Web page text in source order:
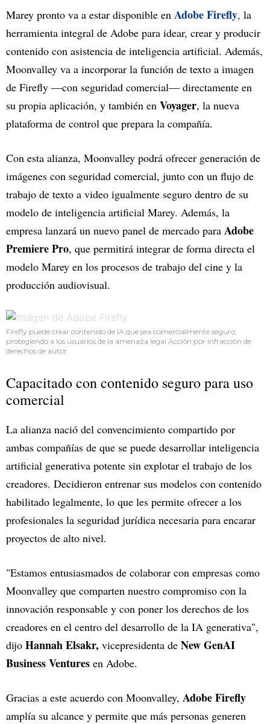
Marey pronto va a estar disponible en Adobe Firefly, la
herramienta integral de Adobe para idear, crear y producir
contenido con asistencia de inteligencia artificial. Además,
Moonvalley va a incorporar la función de texto a imagen
de Firefly —con seguridad comercial— directamente en
su propia aplicación, y también en Voyager, la nueva
plataforma de control que prepara la compañía.
Con esta alianza, Moonvalley podrá ofrecer generación de
imágenes con seguridad comercial, junto con un flujo de
trabajo de texto a video igualmente seguro dentro de su
modelo de inteligencia artificial Marey. Además, la
empresa lanzará un nuevo panel de mercado para Adobe
Premiere Pro, que permitirá integrar de forma directa el
modelo Marey en los procesos de trabajo del cine y la
producción audiovisual.
Firefly puede crear contenido de IA que sea comercialmente seguro,
protegiendo a los usuarios de la amenaza legal Acción por infracción de
derechos de autor.
Capacitado con contenido seguro para uso
comercial
La alianza nació del convencimiento compartido por
ambas compañías de que se puede desarrollar inteligencia
artificial generativa potente sin explotar el trabajo de los
creadores. Decidieron entrenar sus modelos con contenido
habilitado legalmente, lo que les permite ofrecer a los
profesionales la seguridad jurídica necesaria para encarar
proyectos de alto nivel.
"Estamos entusiasmados de colaborar con empresas como
Moonvalley que comparten nuestro compromiso con la
innovación responsable y con poner los derechos de los
creadores en el centro del desarrollo de la IA generativa",
dijo Hannah Elsakr, vicepresidenta de New GenAI
Business Ventures en Adobe.
Gracias a este acuerdo con Moonvalley, Adobe Firefly
amplía su alcance y permite que más personas generen